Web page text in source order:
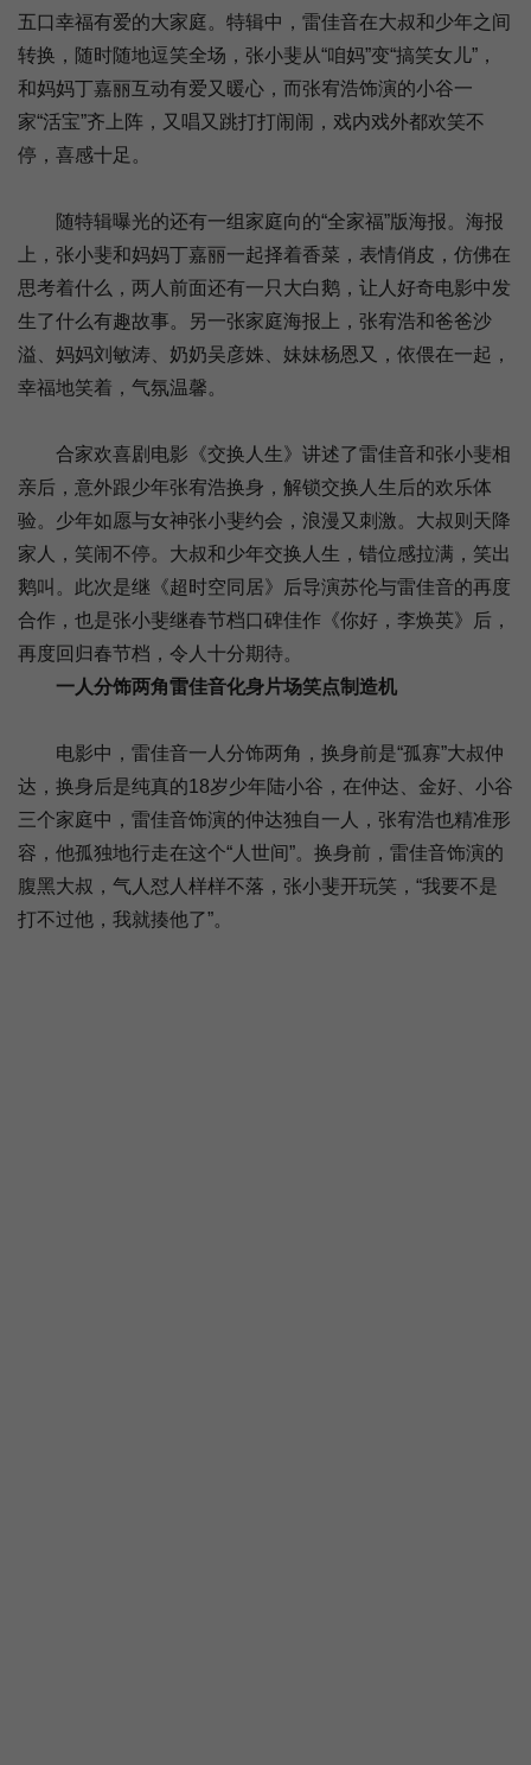
五口幸福有爱的大家庭。特辑中，雷佳音在大叔和少年之间
转换，随时随地逗笑全场，张小斐从“咱妈”变“搞笑女儿”，
和妈妈丁嘉丽互动有爱又暖心，而张宥浩饰演的小谷一
家“活宝”齐上阵，又唱又跳打打闹闹，戏内戏外都欢笑不
停，喜感十足。
随特辑曝光的还有一组家庭向的“全家福”版海报。海报
上，张小斐和妈妈丁嘉丽一起择着香菜，表情俏皮，仿佛在
思考着什么，两人前面还有一只大白鹅，让人好奇电影中发
生了什么有趣故事。另一张家庭海报上，张宥浩和爸爸沙
溢、妈妈刘敏涛、奶奶吴彦姝、妹妹杨恩又，依偎在一起，
幸福地笑着，气氛温馨。
合家欢喜剧电影《交换人生》讲述了雷佳音和张小斐相
亲后，意外跟少年张宥浩换身，解锁交换人生后的欢乐体
验。少年如愿与女神张小斐约会，浪漫又刺激。大叔则天降
家人，笑闹不停。大叔和少年交换人生，错位感拉满，笑出
鹅叫。此次是继《超时空同居》后导演苏伦与雷佳音的再度
合作，也是张小斐继春节档口碑佳作《你好，李焕英》后，
再度回归春节档，令人十分期待。
一人分饰两角雷佳音化身片场笑点制造机
电影中，雷佳音一人分饰两角，换身前是“孤寡”大叔仲
达，换身后是纯真的18岁少年陆小谷，在仲达、金好、小谷
三个家庭中，雷佳音饰演的仲达独自一人，张宥浩也精准形
容，他孤独地行走在这个“人世间”。换身前，雷佳音饰演的
腹黑大叔，气人怼人样样不落，张小斐开玩笑，“我要不是
打不过他，我就揍他了”。